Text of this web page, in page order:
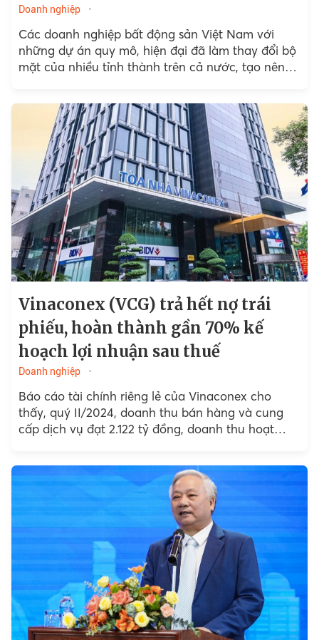
Doanh nghiệp
Các doanh nghiệp bất động sản Việt Nam với
những dự án quy mô, hiện đại đã làm thay đổi bộ
mặt của nhiều tỉnh thành trên cả nước, tạo nên
Vinaconex (VCG) trả hết nợ trái
phiếu, hoàn thành gần 70% kế
hoạch lợi nhuận sau thuế
Doanh nghiệp
Báo cáo tài chính riêng lẻ của Vinaconex cho
thấy, quý II/2024, doanh thu bán hàng và cung
cấp dịch vụ đạt 2.122 tỷ đồng, doanh thu hoạt